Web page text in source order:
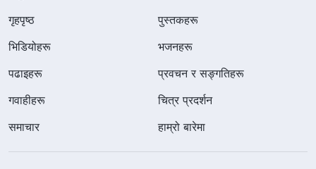
गृहपृष्ठ
पुस्तकहरू
भिडियोहरू
भजनहरू
पढाइहरू
प्रवचन र सङ्गतिहरू
गवाहीहरू
चित्र प्रदर्शन
समाचार
हाम्रो बारेमा